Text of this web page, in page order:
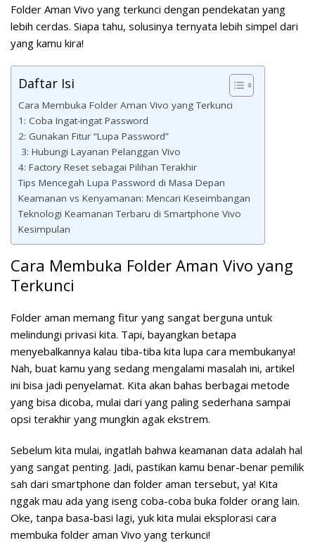
Folder Aman Vivo yang terkunci dengan pendekatan yang
lebih cerdas. Siapa tahu, solusinya ternyata lebih simpel dari
yang kamu kira!
Daftar Isi
Cara Membuka Folder Aman Vivo yang Terkunci
1: Coba Ingat-ingat Password
2: Gunakan Fitur “Lupa Password”
3: Hubungi Layanan Pelanggan Vivo
4: Factory Reset sebagai Pilihan Terakhir
Tips Mencegah Lupa Password di Masa Depan
Keamanan vs Kenyamanan: Mencari Keseimbangan
Teknologi Keamanan Terbaru di Smartphone Vivo
Kesimpulan
Cara Membuka Folder Aman Vivo yang
Terkunci
Folder aman memang fitur yang sangat berguna untuk
melindungi privasi kita. Tapi, bayangkan betapa
menyebalkannya kalau tiba-tiba kita lupa cara membukanya!
Nah, buat kamu yang sedang mengalami masalah ini, artikel
ini bisa jadi penyelamat. Kita akan bahas berbagai metode
yang bisa dicoba, mulai dari yang paling sederhana sampai
opsi terakhir yang mungkin agak ekstrem.
Sebelum kita mulai, ingatlah bahwa keamanan data adalah hal
yang sangat penting. Jadi, pastikan kamu benar-benar pemilik
sah dari smartphone dan folder aman tersebut, ya! Kita
nggak mau ada yang iseng coba-coba buka folder orang lain.
Oke, tanpa basa-basi lagi, yuk kita mulai eksplorasi cara
membuka folder aman Vivo yang terkunci!